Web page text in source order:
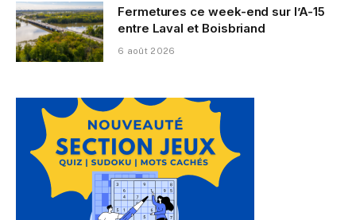
Fermetures ce week-end sur l’A-15
entre Laval et Boisbriand
6 août 2026